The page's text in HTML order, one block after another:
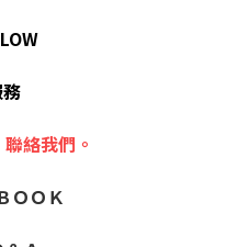
絡我們。
ＯＯＫ